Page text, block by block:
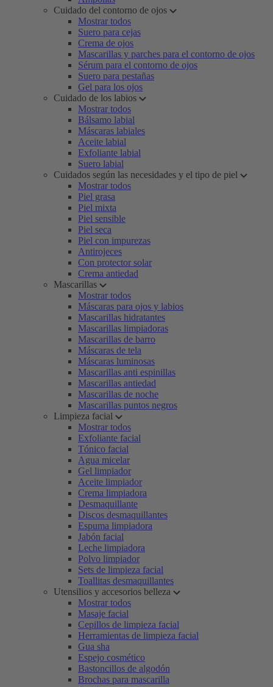
Cuidado del contorno de ojos
Mostrar todos
Suero para cejas
Crema de ojos
Mascarillas y parches para el contorno de ojos
Sérum para el contorno de ojos
Suero para pestañas
Gel para los ojos
Cuidado de los labios
Mostrar todos
Bálsamo labial
Máscaras labiales
Aceite labial
Exfoliante labial
Suero labial
Cuidados según las necesidades y el tipo de piel
Mostrar todos
Piel grasa
Piel mixta
Piel sensible
Piel seca
Piel con impurezas
Antirojeces
Con protector solar
Crema antiedad
Mascarillas
Mostrar todos
Máscaras para ojos y labios
Mascarillas hidratantes
Mascarillas limpiadoras
Mascarillas de barro
Máscaras de tela
Máscaras luminosas
Mascarillas anti espinillas
Mascarillas antiedad
Mascarillas de noche
Mascarillas puntos negros
Limpieza facial
Mostrar todos
Exfoliante facial
Tónico facial
Agua micelar
Gel limpiador
Aceite limpiador
Crema limpiadora
Desmaquillante
Discos desmaquillantes
Espuma limpiadora
Jabón facial
Leche limpiadora
Polvo limpiador
Sets de limpieza facial
Toallitas desmaquillantes
Utensilios y accesorios belleza
Mostrar todos
Masaje facial
Cepillos de limpieza facial
Herramientas de limpieza facial
Gua sha
Espejo cosmético
Bastoncillos de algodón
Brochas para mascarilla